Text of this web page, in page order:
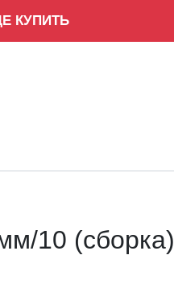
КУПИТЬ
10 (сборка)